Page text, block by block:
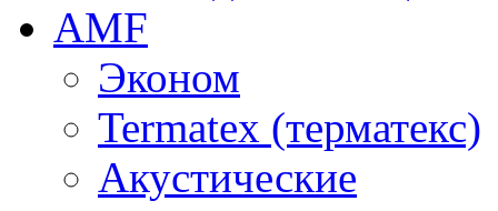
AMF
Эконом
Termatex (терматекс)
Акустические